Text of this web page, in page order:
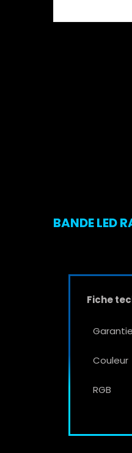
BANDE LED
Fiche
Garantie
Couleur
RGB